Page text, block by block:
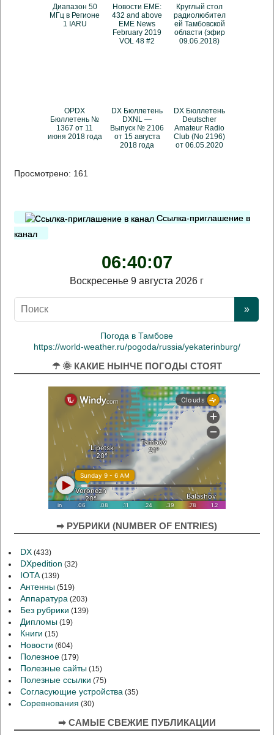
Диапазон 50
МГц в Регионе
1 IARU
Новости EME:
432 and above
EME News
February 2019
VOL 48 #2
Круглый стол
радиолюбител
ей Тамбовской
области (эфир
09.06.2018)
OPDX
Бюллетень №
1367 от 11
июня 2018 года
DX Бюллетень
DXNL —
Выпуск № 2106
от 15 августа
2018 года
DX Бюллетень
Deutscher
Amateur Radio
Club (No 2196)
от 06.05.2020
Просмотрено: 161
Ссылка-приглашение в
канал
06:40:07
Воскресенье 9 августа 2026 г
Погода в Тамбове
https://world-weather.ru/pogoda/russia/yekaterinburg/
☂ 🌞 КАКИЕ НЫНЧЕ ПОГОДЫ СТОЯТ
➡ РУБРИКИ (NUMBER OF ENTRIES)
DX (433)
DXpedition (32)
IOTA(139)
Антенны (519)
Аппаратура (203)
Без рубрики (139)
Дипломы (19)
Книги (15)
Новости (604)
Полезное (179)
Полезные сайты (15)
Полезные ссылки (75)
Согласующие устройства (35)
Соревнования (30)
➡ САМЫЕ СВЕЖИЕ ПУБЛИКАЦИИ